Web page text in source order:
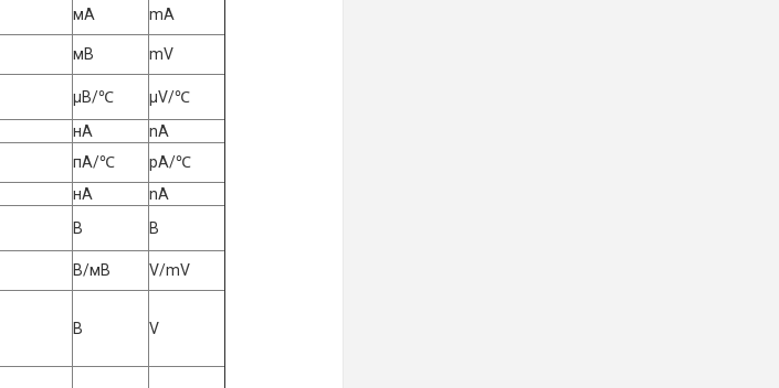
мА mA
мВ
mV
μВ/℃
μV/℃
нА
nA
пА/℃
pA/℃
нА
nA
В В
В/мВ V/mV
В V